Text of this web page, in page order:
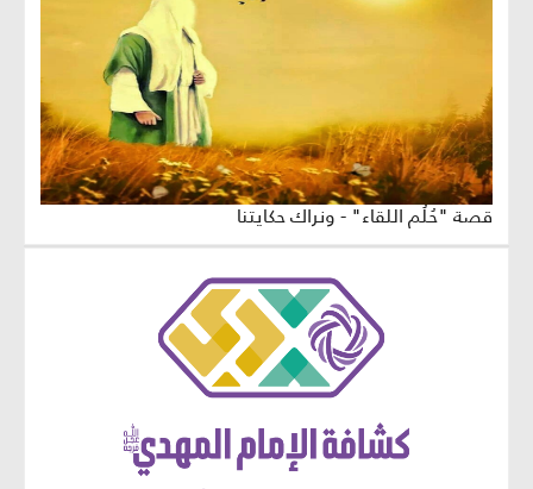
قصة "حُلُم اللقاء" - ونراك حكايتنا